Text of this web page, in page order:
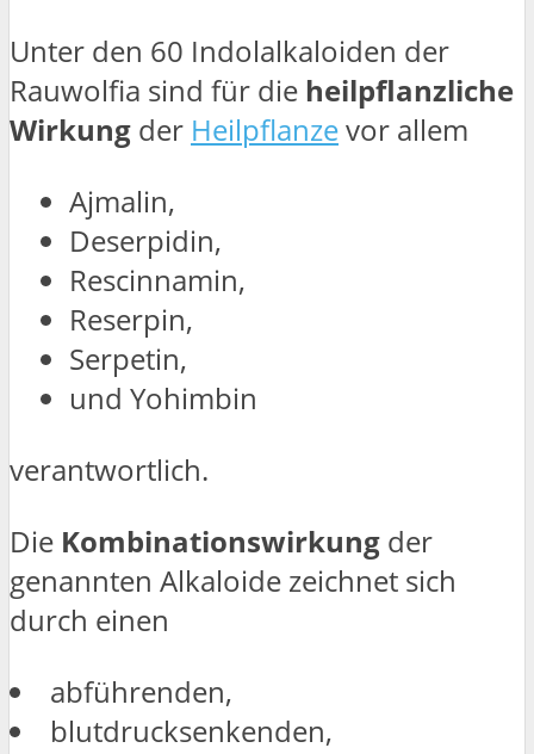
Unter den 60 Indolalkaloiden der
Rauwolfia sind für die heilpflanzliche
Wirkung der Heilpflanzevor allem
Ajmalin,
Deserpidin,
Rescinnamin,
Reserpin,
Serpetin,
und Yohimbin
verantwortlich.
Die Kombinationswirkung der
genannten Alkaloide zeichnet sich
durch einen
abführenden,
blutdrucksenkenden,